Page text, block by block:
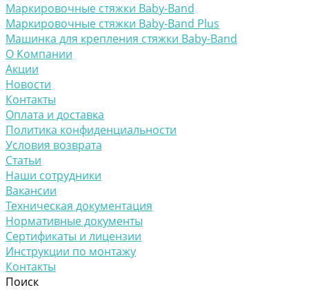
Маркировочные стяжки Baby-Band
Маркировочные стяжки Baby-Band Plus
Машинка для крепления стяжки Baby-Band
О Компании
Акции
Новости
Контакты
Оплата и доставка
Политика конфиденциальности
Условия возврата
Статьи
Наши сотрудники
Вакансии
Техническая документация
Нормативные документы
Сертификаты и лицензии
Инструкции по монтажу
Контакты
Поиск